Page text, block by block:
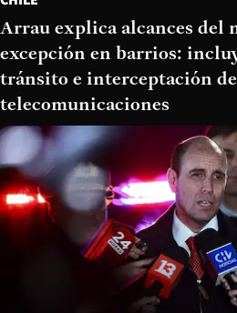
Arrau explica alcances del
excepción en barrios:
tránsito e interceptación de
telecomunicaciones